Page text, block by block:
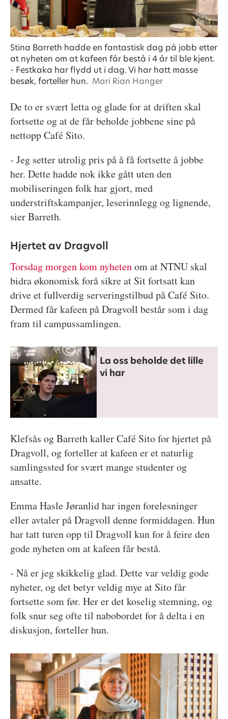
Stina Barreth hadde en fantastisk dag på jobb etter
at nyheten om at kafeen får bestå i 4 år til ble kjent.
- Festkaka har flydd ut i dag. Vi har hatt masse
besøk, forteller hun. Mari Rian Hanger
De to er svært letta og glade for at driften skal
fortsette og at de får beholde jobbene sine på
nettopp Café Sito.
- Jeg setter utrolig pris på å få fortsette å jobbe
her. Dette hadde nok ikke gått uten den
mobiliseringen folk har gjort, med
understriftskampanjer, leserinnlegg og lignende,
sier Barreth.
Hjertet av Dragvoll
Torsdag morgen kom nyhetenom at NTNU skal
bidra økonomisk forå sikre at Sit fortsatt kan
drive et fullverdig serveringstilbud på Café Sito.
Dermed får kafeen på Dragvoll består som i dag
fram til campussamlingen.
La oss beholde det lille
vi har
Klefsås og Barreth kaller Café Sito for hjertet på
Dragvoll, og forteller at kafeen er et naturlig
samlingssted for svært mange studenter og
ansatte.
Emma Hasle Jøranlid har ingen forelesninger
eller avtaler på Dragvoll denne formiddagen. Hun
har tatt turen opp til Dragvoll kun for å feire den
gode nyheten om at kafeen får bestå.
- Nå er jeg skikkelig glad. Dette var veldig gode
nyheter, og det betyr veldig mye at Sito får
fortsette som før. Her er det koselig stemning, og
folk snur seg ofte til nabobordet for å delta i en
diskusjon, forteller hun.